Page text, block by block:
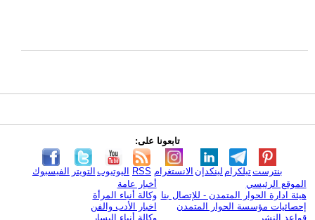
تابعونا على:
الفيسبوك التويتر اليوتيوب RSS الانستغرام لينكدإن تيلكرامبنترست
الموقع الرئيسي
هيئة ادارة الحوار المتمدن - للإتصال بنا
إحصائيات مؤسسة الحوار المتمدن
قواعد النشر
أخبار عامة
وكالة أنباء المرأة
اخبار الأدب والفن
وكالة أنباء اليسار